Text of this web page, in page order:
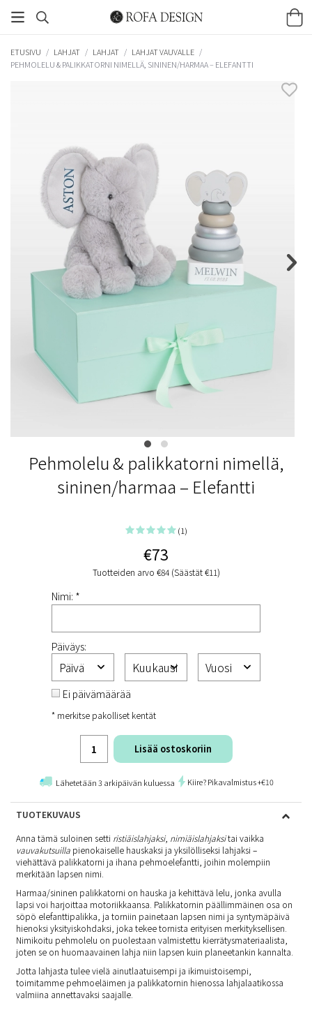
ETUSIVU / LAHJAT / LAHJAT / LAHJAT VAUVALLE /
PEHMOLELU & PALIKKATORNI NIMELLÄ, SININEN/HARMAA – ELEFANTTI
Pehmolelu & palikkatorni nimellä,
sininen/harmaa – Elefantti
(1)
€73
Tuotteiden arvo €84 (Säästät €11)
Nimi: *
Päiväys:
Ei päivämäärää
* merkitse pakolliset kentät
Lisää ostoskoriin
Lähetetään 3 arkipäivän kuluessa Kiire? Pikavalmistus +€10
TUOTEKUVAUS
Anna tämä suloinen setti ristiäislahjaksi, nimiäislahjaksitai vaikka
vauvakutsuilla pienokaiselle hauskaksi ja yksilölliseksi lahjaksi –
viehättävä palikkatorni ja ihana pehmoelefantti, joihin molempiin
merkitään lapsen nimi.
Harmaa/sininen palikkatorni on hauska ja kehittävä lelu, jonka avulla
lapsi voi harjoittaa motoriikkaansa. Palikkatornin päällimmäinen osa on
söpö elefanttipalikka, ja torniin painetaan lapsen nimi ja syntymäpäivä
hienoksi yksityiskohdaksi, joka tekee tornista erityisen merkityksellisen.
Nimikoitu pehmolelu on puolestaan valmistettu kierrätysmateriaalista,
joten se on huomaavainen lahja niin lapsen kuin planeetankin kannalta.
Jotta lahjasta tulee vielä ainutlaatuisempi ja ikimuistoisempi,
toimitamme pehmoeläimen ja palikkatornin hienossa lahjalaatikossa
valmiina annettavaksi saajalle.